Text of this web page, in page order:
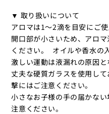
▼ 取り扱いについて
アロマは1～2滴を目安にご使
開口部が小さいため、アロ
ください。 オイルや香水の
激しい運動は液漏れの原因と
丈夫な硬質ガラスを使用し
撃にはご注意ください。
小さなお子様の手の届かな
注意ください。